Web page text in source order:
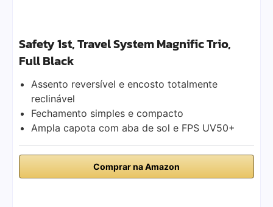
Safety 1st, Travel System Magnific Trio,
Full Black
Assento reversível e encosto totalmente
reclinável
Fechamento simples e compacto
Ampla capota com aba de sol e FPS UV50+
Comprar na Amazon